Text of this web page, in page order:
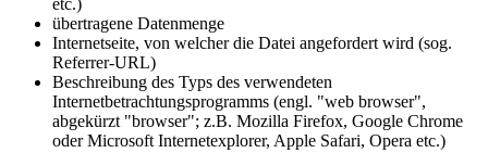
etc.)
übertragene Datenmenge
Internetseite, von welcher die Datei angefordert wird (sog.
Referrer-URL)
Beschreibung des Typs des verwendeten
Internetbetrachtungsprogramms (engl. "web browser",
abgekürzt "browser"; z.B. Mozilla Firefox, Google Chrome
oder Microsoft Internetexplorer, Apple Safari, Opera etc.)